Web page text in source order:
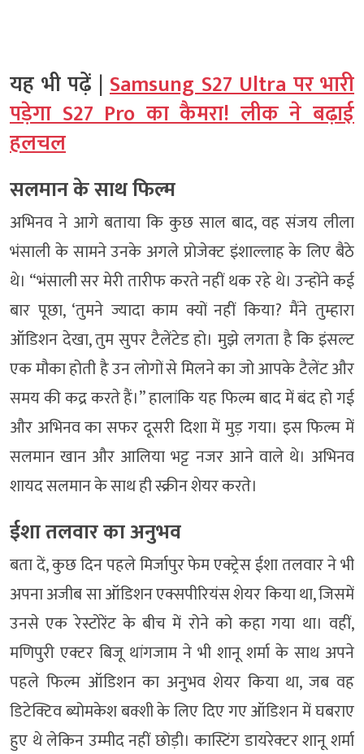
यह भी पढ़ें | Samsung S27 Ultra पर भारी
पड़ेगा S27 Pro का कैमरा! लीक ने बढ़ाई
हलचल
सलमान के साथ फिल्म
अभिनव ने आगे बताया कि कुछ साल बाद, वह संजय लीला
भंसाली के सामने उनके अगले प्रोजेक्ट इंशाल्लाह के लिए बैठे
थे। “भंसाली सर मेरी तारीफ करते नहीं थक रहे थे। उन्होंने कई
बार पूछा, ‘तुमने ज्यादा काम क्यों नहीं किया? मैंने तुम्हारा
ऑडिशन देखा, तुम सुपर टैलेंटेड हो। मुझे लगता है कि इंसल्ट
एक मौका होती है उन लोगों से मिलने का जो आपके टैलेंट और
समय की कद्र करते हैं।” हालांकि यह फिल्म बाद में बंद हो गई
और अभिनव का सफर दूसरी दिशा में मुड़ गया। इस फिल्म में
सलमान खान और आलिया भट्ट नजर आने वाले थे। अभिनव
शायद सलमान के साथ ही स्क्रीन शेयर करते।
ईशा तलवार का अनुभव
बता दें, कुछ दिन पहले मिर्जापुर फेम एक्ट्रेस ईशा तलवार ने भी
अपना अजीब सा ऑडिशन एक्सपीरियंस शेयर किया था, जिसमें
उनसे एक रेस्टोरेंट के बीच में रोने को कहा गया था। वहीं,
मणिपुरी एक्टर बिजू थांगजाम ने भी शानू शर्मा के साथ अपने
पहले फिल्म ऑडिशन का अनुभव शेयर किया था, जब वह
डिटेक्टिव ब्योमकेश बक्शी के लिए दिए गए ऑडिशन में घबराए
हुए थे लेकिन उम्मीद नहीं छोड़ी। कास्टिंग डायरेक्टर शानू शर्मा